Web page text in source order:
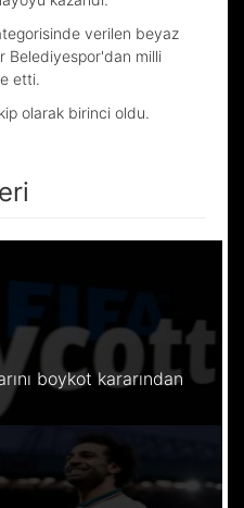
verilen beyaz
Belediyespor'dan milli
etti.
olarak birinci oldu.
boykot kararından